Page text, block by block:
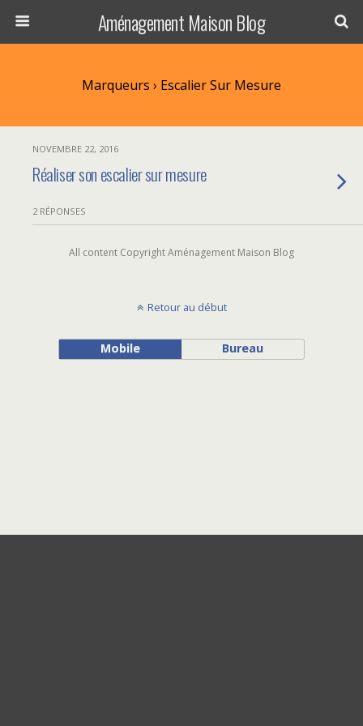
Aménagement Maison Blog
Marqueurs › Escalier Sur Mesure
NOVEMBRE 22, 2016
Réaliser son escalier sur mesure
2 RÉPONSES
All content Copyright Aménagement Maison Blog
Retour au début
Mobile Bureau